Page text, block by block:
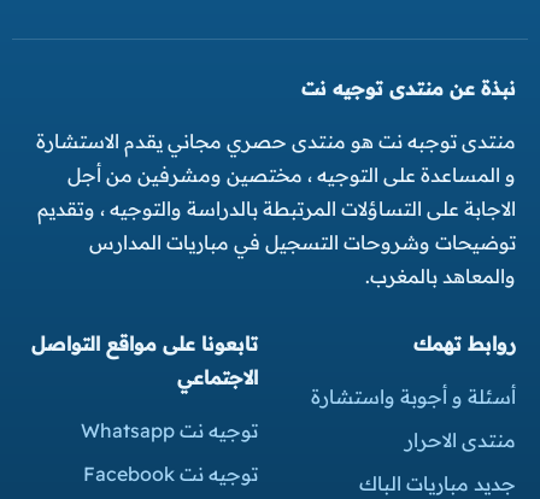
نبذة عن منتدى توجيه نت
منتدى توجبه نت هو منتدى حصري مجاني يقدم الاستشارة
و المساعدة على التوجيه ، مختصين ومشرفين من أجل
الاجابة على التساؤلات المرتبطة بالدراسة والتوجيه ، وتقديم
توضيحات وشروحات التسجيل في مباريات المدارس
والمعاهد بالمغرب.
روابط تهمك
أسئلة و أجوبة واستشارة
منتدى الاحرار
جديد مباريات الباك
تابعونا على مواقع التواصل
الاجتماعي
توجيه نت Whatsapp
توجيه نت Facebook